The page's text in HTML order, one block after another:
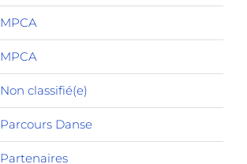
MPCA
MPCA
Non classifié(e)
Parcours Danse
Partenaires